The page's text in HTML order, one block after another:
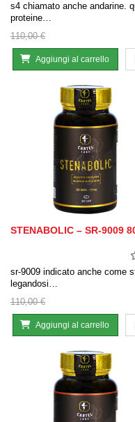
s4 chiamato anche andarine.
proteine…
110,00 €
Aggiungi al carrello
STENABOLIC – SR-9009
sr-9009 indicato anche come
legandosi…
110,00 €
Aggiungi al carrello